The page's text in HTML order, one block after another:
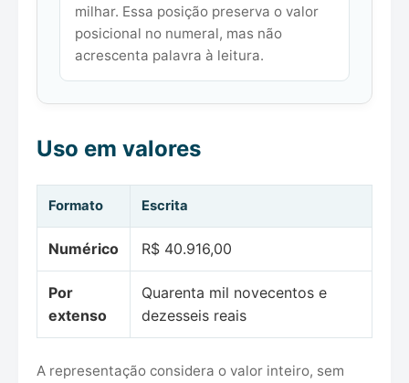
milhar. Essa posição preserva o valor
posicional no numeral, mas não
acrescenta palavra à leitura.
Uso em valores
Formato Escrita
Numérico R$ 40.916,00
Por
extenso
Quarenta mil novecentos e
dezesseis reais
A representação considera o valor inteiro, sem